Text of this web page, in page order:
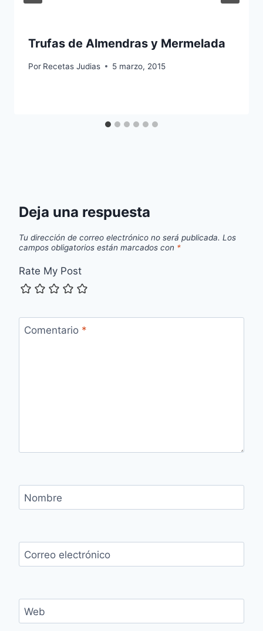
Trufas de Almendras y Mermelada
Por Recetas Judias 5 marzo, 2015
Deja una respuesta
Tu dirección de correo electrónico no será publicada. Los
campos obligatorios están marcados con *
Rate My Post
Comentario *
Nombre
Correo electrónico
Web